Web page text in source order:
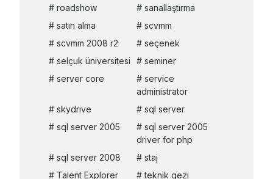
roadshow
sanallaştırma
satın alma
scvmm
scvmm 2008 r2
seçenek
selçuk üniversitesi
seminer
server core
service
administrator
skydrive
sql server
sql server 2005
sql server 2005
driver for php
sql server 2008
staj
Talent Explorer
teknik gezi